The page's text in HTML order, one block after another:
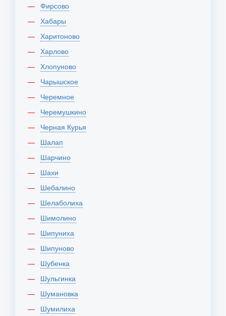
Фирсово
Хабары
Харитоново
Харлово
Хлопуново
Чарышское
Черемное
Черемушкино
Черная Курья
Шалап
Шарчино
Шахи
Шебалино
Шелаболиха
Шимолино
Шипуниха
Шипуново
Шубенка
Шульгинка
Шумановка
Шумилиха